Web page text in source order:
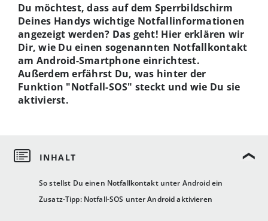
So stellst Du einen Notfallkontakt unter Android ein
Zusatz-Tipp: Notfall-SOS unter Android aktivieren
Du möchtest, dass auf dem Sperrbildschirm
Deines Handys wichtige Notfallinformationen
angezeigt werden? Das geht! Hier erklären wir
Dir, wie Du einen sogenannten Notfallkontakt
am Android-Smartphone einrichtest.
Außerdem erfährst Du, was hinter der
Funktion "Notfall-SOS" steckt und wie Du sie
aktivierst.